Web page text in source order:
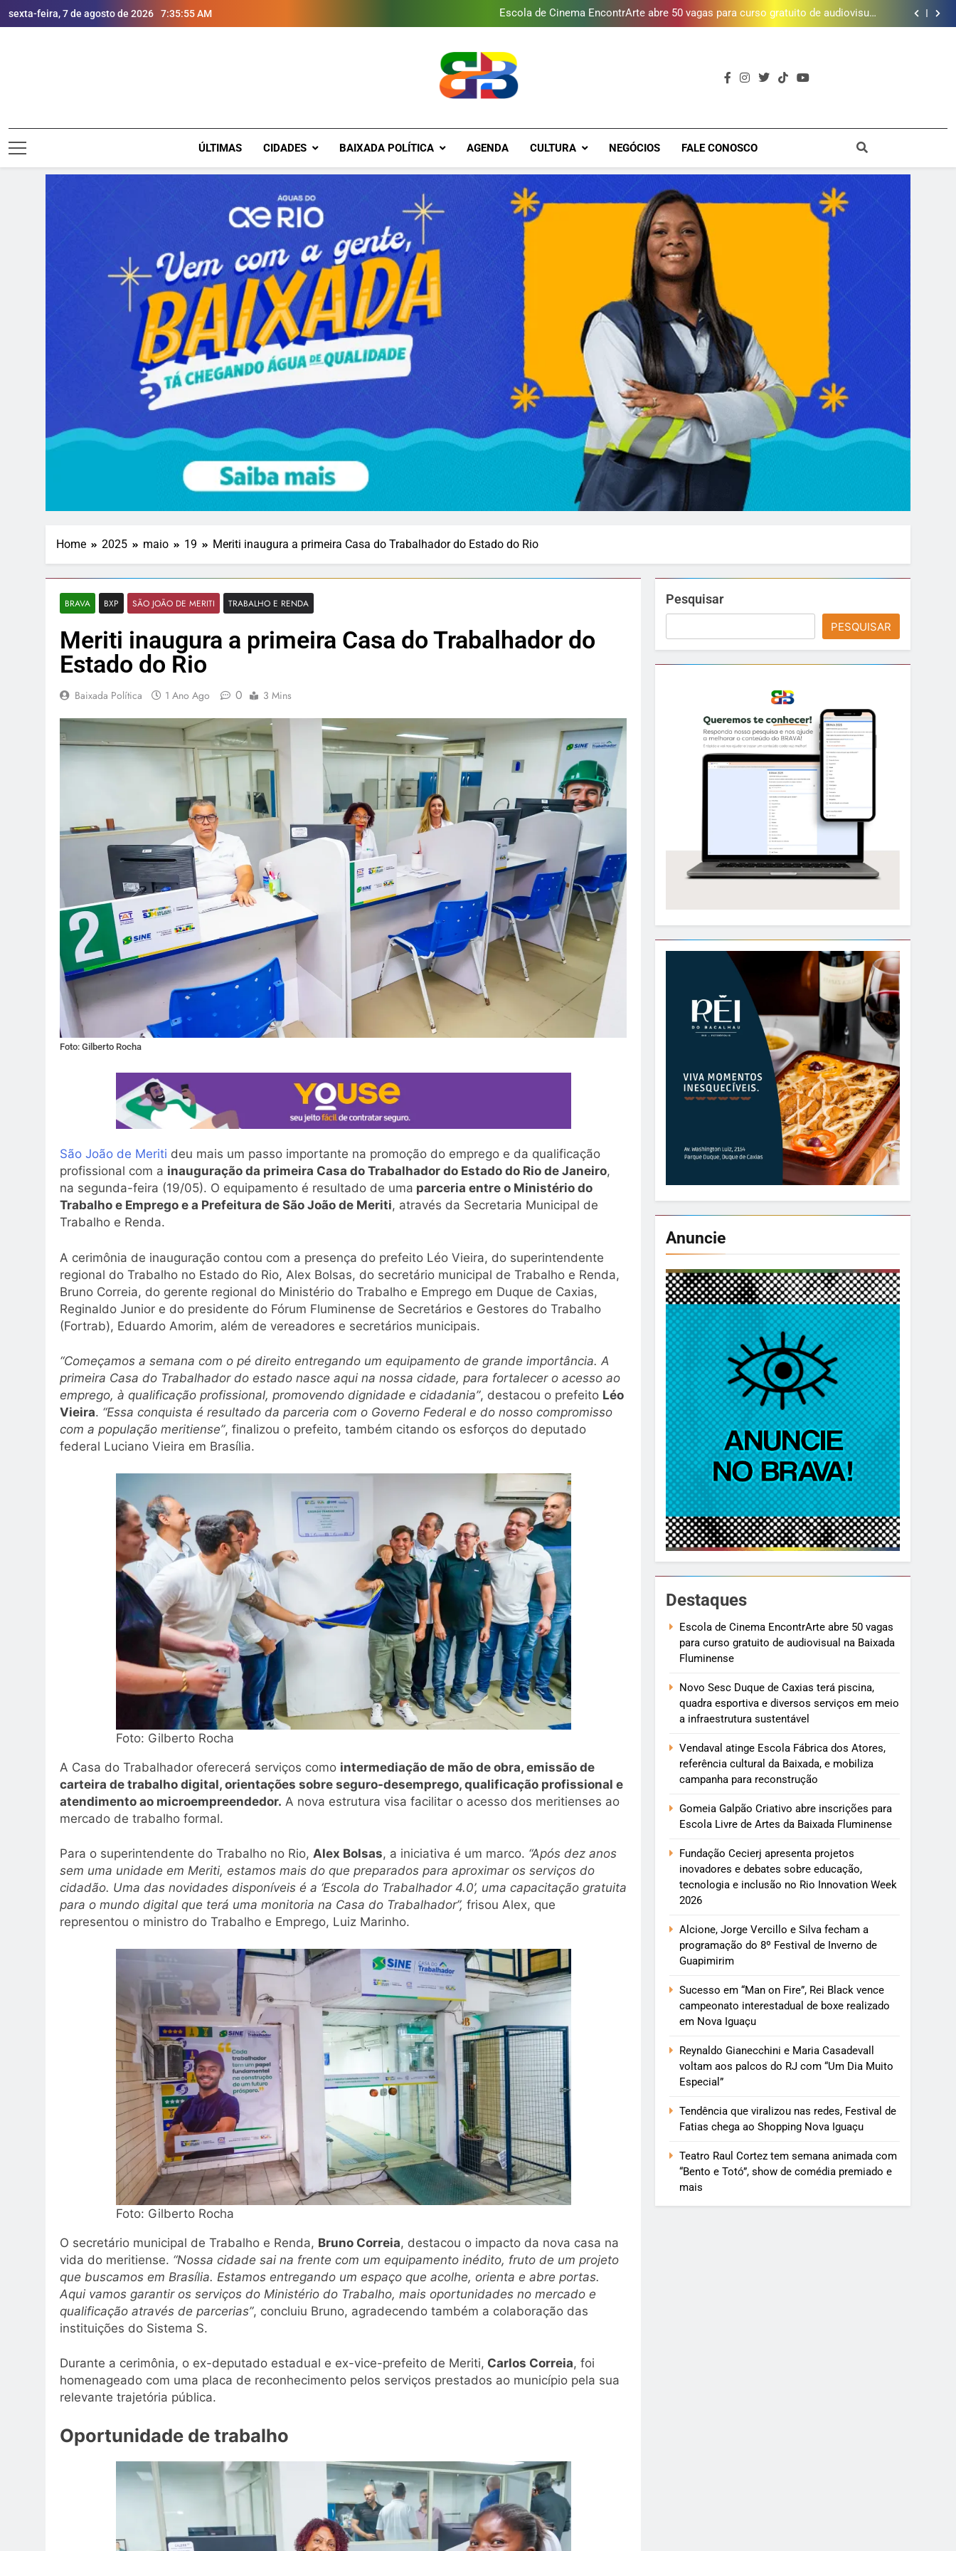
sexta-feira, 7 de agosto de 2026 7:35:56 AM
Escola de Cinema EncontrArte abre 50 vagas para curso gratuito de audiovisual
na Baixada Fluminense
Programa ambiental arrecada mais de 2 mil litros de óleo de cozinha usado e
amplia rede de coleta em 18 municípios
Escola de Cinema EncontrArte abre 50 vagas para curso gratuito de audiovisual
Programa ambiental arrecada mais de 2 mil litros de óleo de cozinha usado e
amplia rede de coleta em 18 municípios
Novo Sesc Duque de Caxias terá piscina, quadra esportiva e diversos serviços em
Brava Baixada
ÚLTIMAS CIDADES BAIXADA POLÍTICA AGENDA CULTURA NEGÓCIOS FALE CONOSCO
Home 2025 maio 19 Meriti inaugura a primeira Casa do Trabalhador do Estado do Rio
BRAVA BXP SÃO JOÃO DE MERITI TRABALHO E RENDA
Meriti inaugura a primeira Casa do Trabalhador do
Estado do Rio
Baixada Política 1 Ano Ago 0 3 Mins
Foto: Gilberto Rocha
São João de Meriti deu mais um passo importante na promoção do emprego e da qualificação
profissional com a inauguração da primeira Casa do Trabalhador do Estado do Rio de Janeiro,
na segunda-feira (19/05). O equipamento é resultado de uma parceria entre o Ministério do
Trabalho e Emprego e a Prefeitura de São João de Meriti, através da Secretaria Municipal de
Trabalho e Renda.
A cerimônia de inauguração contou com a presença do prefeito Léo Vieira, do superintendente
regional do Trabalho no Estado do Rio, Alex Bolsas, do secretário municipal de Trabalho e Renda,
Bruno Correia, do gerente regional do Ministério do Trabalho e Emprego em Duque de Caxias,
Reginaldo Junior e do presidente do Fórum Fluminense de Secretários e Gestores do Trabalho
(Fortrab), Eduardo Amorim, além de vereadores e secretários municipais.
“Começamos a semana com o pé direito entregando um equipamento de grande importância. A
primeira Casa do Trabalhador do estado nasce aqui na nossa cidade, para fortalecer o acesso ao
emprego, à qualificação profissional, promovendo dignidade e cidadania”, destacou o prefeito Léo
Vieira. “Essa conquista é resultado da parceria com o Governo Federal e do nosso compromisso
com a população meritiense”, finalizou o prefeito, também citando os esforços do deputado
federal Luciano Vieira em Brasília.
Foto: Gilberto Rocha
A Casa do Trabalhador oferecerá serviços como intermediação de mão de obra, emissão de
carteira de trabalho digital, orientações sobre seguro-desemprego, qualificação profissional e
atendimento ao microempreendedor. A nova estrutura visa facilitar o acesso dos meritienses ao
mercado de trabalho formal.
Para o superintendente do Trabalho no Rio, Alex Bolsas, a iniciativa é um marco. “Após dez anos
sem uma unidade em Meriti, estamos mais do que preparados para aproximar os serviços do
cidadão. Uma das novidades disponíveis é a ‘Escola do Trabalhador 4.0’, uma capacitação gratuita
para o mundo digital que terá uma monitoria na Casa do Trabalhador”, frisou Alex, que
representou o ministro do Trabalho e Emprego, Luiz Marinho.
Foto: Gilberto Rocha
O secretário municipal de Trabalho e Renda, Bruno Correia, destacou o impacto da nova casa na
vida do meritiense. “Nossa cidade sai na frente com um equipamento inédito, fruto de um projeto
que buscamos em Brasília. Estamos entregando um espaço que acolhe, orienta e abre portas.
Aqui vamos garantir os serviços do Ministério do Trabalho, mais oportunidades no mercado e
qualificação através de parcerias”, concluiu Bruno, agradecendo também a colaboração das
instituições do Sistema S.
Durante a cerimônia, o ex-deputado estadual e ex-vice-prefeito de Meriti, Carlos Correia, foi
homenageado com uma placa de reconhecimento pelos serviços prestados ao município pela sua
relevante trajetória pública.
Oportunidade de trabalho
Pesquisar
PESQUISAR
Anuncie
Destaques
Escola de Cinema EncontrArte abre 50 vagas
para curso gratuito de audiovisual na Baixada
Fluminense
Novo Sesc Duque de Caxias terá piscina,
quadra esportiva e diversos serviços em meio
a infraestrutura sustentável
Vendaval atinge Escola Fábrica dos Atores,
referência cultural da Baixada, e mobiliza
campanha para reconstrução
Gomeia Galpão Criativo abre inscrições para
Escola Livre de Artes da Baixada Fluminense
Fundação Cecierj apresenta projetos
inovadores e debates sobre educação,
tecnologia e inclusão no Rio Innovation Week
2026
Alcione, Jorge Vercillo e Silva fecham a
programação do 8º Festival de Inverno de
Guapimirim
Sucesso em “Man on Fire”, Rei Black vence
campeonato interestadual de boxe realizado
em Nova Iguaçu
Reynaldo Gianecchini e Maria Casadevall
voltam aos palcos do RJ com “Um Dia Muito
Especial”
Tendência que viralizou nas redes, Festival de
Fatias chega ao Shopping Nova Iguaçu
Teatro Raul Cortez tem semana animada com
“Bento e Totó”, show de comédia premiado e
mais